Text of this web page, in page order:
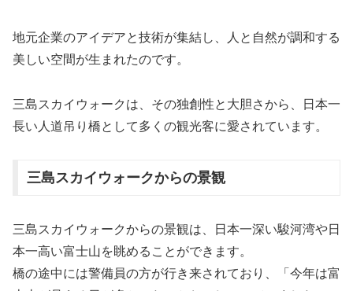
地元企業のアイデアと技術が集結し、人と自然が調和する
美しい空間が生まれたのです。
三島スカイウォークは、その独創性と大胆さから、日本一
長い人道吊り橋として多くの観光客に愛されています。
三島スカイウォークからの景観
三島スカイウォークからの景観は、日本一深い駿河湾や日
本一高い富士山を眺めることができます。
橋の途中には警備員の方が行き来されており、「今年は富